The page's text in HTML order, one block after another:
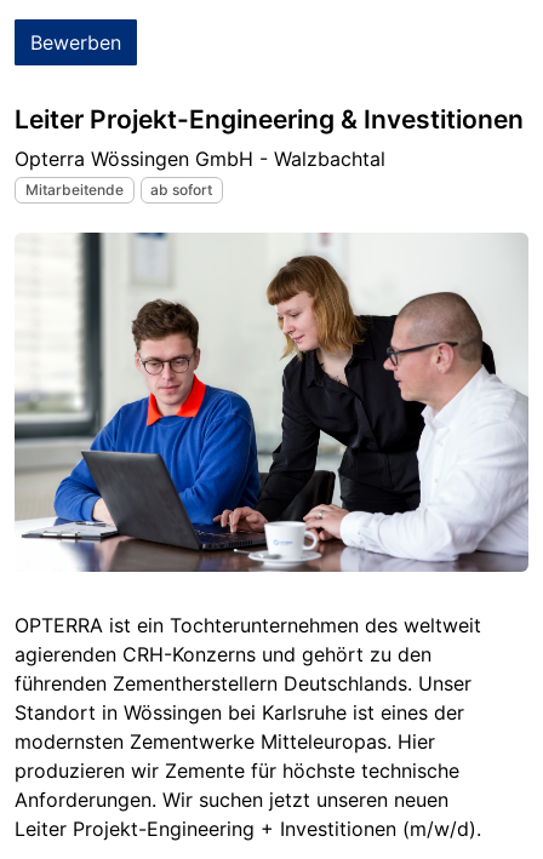
Bewerben
Leiter Projekt-Engineering & Investitionen
Opterra Wössingen GmbH - Walzbachtal
Mitarbeitende ab sofort
OPTERRA ist ein Tochterunternehmen des weltweit
agierenden CRH-Konzerns und gehört zu den
führenden Zementherstellern Deutschlands. Unser
Standort in Wössingen bei Karlsruhe ist eines der
modernsten Zementwerke Mitteleuropas. Hier
produzieren wir Zemente für höchste technische
Anforderungen. Wir suchen jetzt unseren neuen
Leiter Projekt-Engineering + Investitionen (m/w/d).